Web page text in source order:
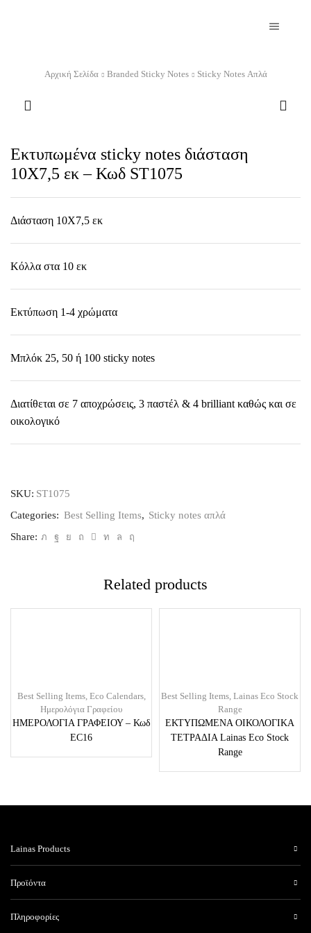
Αρχική Σελίδα Branded Sticky Notes Sticky Notes Απλά
Εκτυπωμένα sticky notes διάσταση
10Χ7,5 εκ – Κωδ ST1075
Διάσταση 10Χ7,5 εκ
Κόλλα στα 10 εκ
Εκτύπωση 1-4 χρώματα
Μπλόκ 25, 50 ή 100 sticky notes
Διατίθεται σε 7 αποχρώσεις, 3 παστέλ & 4 brilliant καθώς και σε
οικολογικό
SKU: ST1075
Categories: Best Selling Items, Sticky notes απλά
Share:
Related products
Best Selling Items, Eco Calendars,
Ημερολόγια Γραφείου
ΗΜΕΡΟΛΟΓΙΑ ΓΡΑΦΕΙΟΥ – Κωδ
EC16
Best Selling Items Lainas Eco Stock
Range
ΕΚΤΥΠΩΜΕΝΑ ΟΙΚΟΛΟΓΙΚΑ
ΤΕΤΡΑΔΙΑ Lainas Eco Stock
Range
Lainas Products
Προϊόντα
Πληροφορίες